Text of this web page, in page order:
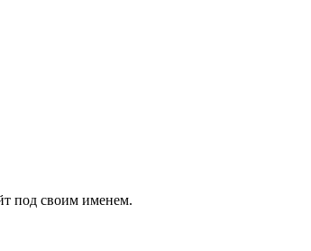
под своим именем.